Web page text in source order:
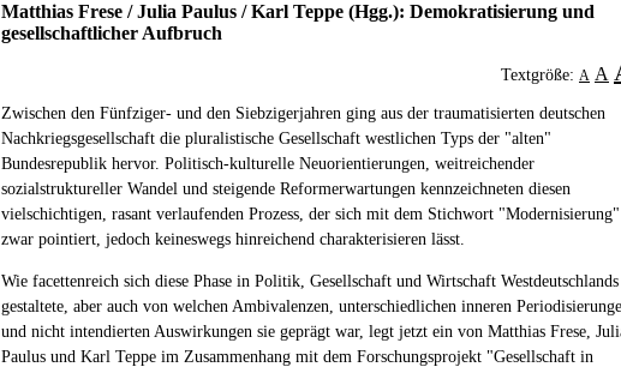
Matthias Frese / Julia Paulus / Karl Teppe (Hgg.): Demokratisierung und
gesellschaftlicher Aufbruch
Textgröße: A A
Zwischen den Fünfziger- und den Siebzigerjahren ging aus der traumatisierten deutschen
Nachkriegsgesellschaft die pluralistische Gesellschaft westlichen Typs der "alten"
Bundesrepublik hervor. Politisch-kulturelle Neuorientierungen, weitreichender
sozialstruktureller Wandel und steigende Reformerwartungen kennzeichneten diesen
vielschichtigen, rasant verlaufenden Prozess, der sich mit dem Stichwort "Modernisierung"
zwar pointiert, jedoch keineswegs hinreichend charakterisieren lässt.
Wie facettenreich sich diese Phase in Politik, Gesellschaft und Wirtschaft Westdeutschlands
gestaltete, aber auch von welchen Ambivalenzen, unterschiedlichen inneren
und nicht intendierten Auswirkungen sie geprägt war, legt jetzt ein von Matthias Frese,
Paulus und Karl Teppe im Zusammenhang mit dem Forschungsprojekt "Gesellschaft in